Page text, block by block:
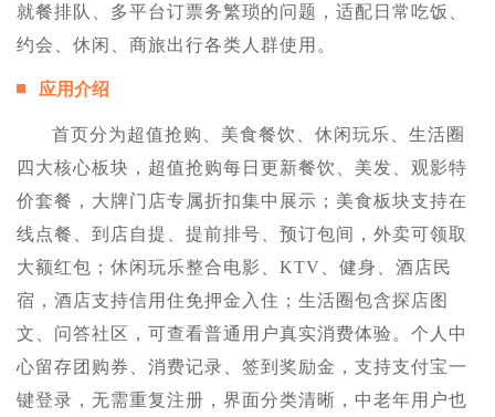
就餐排队、多平台订票务繁琐的问题，适配日常吃饭、
约会、休闲、商旅出行各类人群使用。
应用介绍
首页分为超值抢购、美食餐饮、休闲玩乐、生活圈
四大核心板块，超值抢购每日更新餐饮、美发、观影特
价套餐，大牌门店专属折扣集中展示；美食板块支持在
线点餐、到店自提、提前排号、预订包间，外卖可领取
大额红包；休闲玩乐整合电影、KTV、健身、酒店民
宿，酒店支持信用住免押金入住；生活圈包含探店图
文、问答社区，可查看普通用户真实消费体验。个人中
心留存团购券、消费记录、签到奖励金，支持支付宝一
键登录，无需重复注册，界面分类清晰，中老年用户也